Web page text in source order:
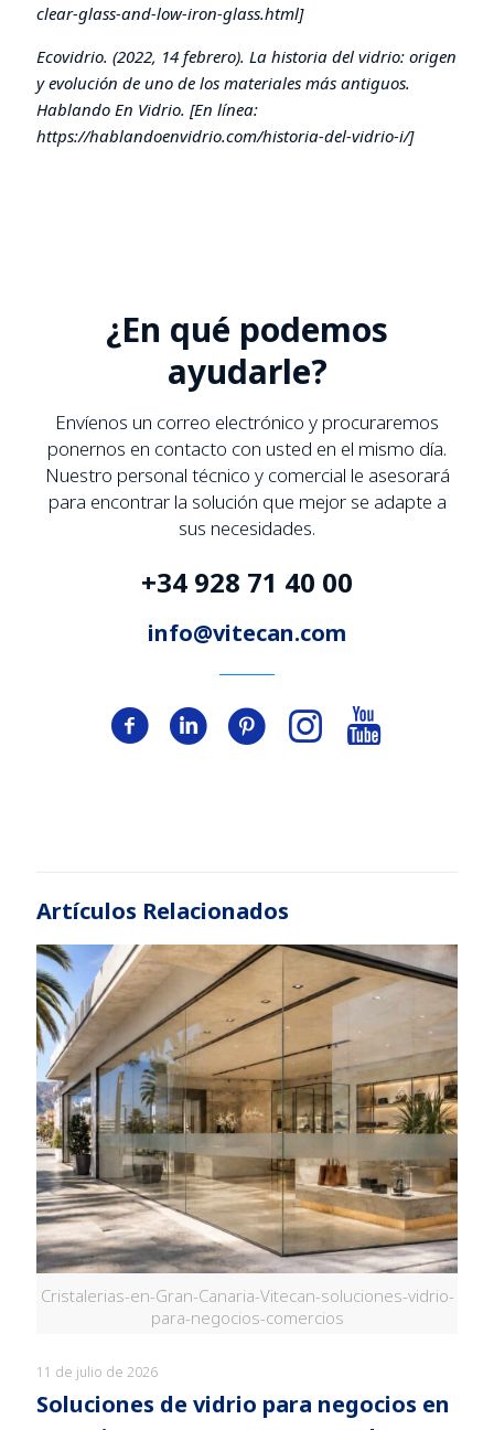
clear-glass-and-low-iron-glass.html]
Ecovidrio. (2022, 14 febrero). La historia del vidrio: origen
y evolución de uno de los materiales más antiguos.
Hablando En Vidrio. [En línea:
https://hablandoenvidrio.com/historia-del-vidrio-i/]
¿En qué podemos
ayudarle?
Envíenos un correo electrónico y procuraremos
ponernos en contacto con usted en el mismo día.
Nuestro personal técnico y comercial le asesorará
para encontrar la solución que mejor se adapte a
sus necesidades.
+34 928 71 40 00
info@vitecan.com
Artículos Relacionados
Cristalerias-en-Gran-Canaria-Vitecan-soluciones-vidrio-
para-negocios-comercios
11 de julio de 2026
Soluciones de vidrio para negocios en